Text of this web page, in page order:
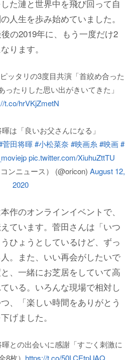
た漣と世界中を飛び回って自
人生を歩み始めていました。
の2019年に、もう一度だけ2
ります。
ッタリの3度目共演「首絞め合った
ったりした思い出がきいてきた」
t.co/hrVKjZmetN
は「良いお父さんになる」
菅田将暉#小松菜奈 #映画糸#映画#
pic.twitter.com/XiuhuZttTU
ンニュース） (@oricon) August 12,
2020
作のオンラインイベントで、
ています。菅田さんは「いつ
ひょうとしているけど、ずっ
。また、いい再会がしたいで
、一緒にお芝居をしていて高
いる。いろんな現場で相対し
、「楽しい時間をありがとう
げました。
との出会いに感謝「すごく刺激に